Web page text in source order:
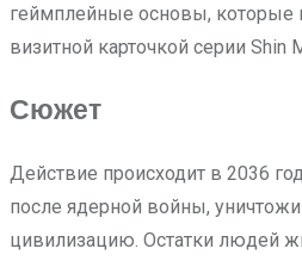
геймплейные основы, которые
визитной карточкой серии Shin
Сюжет
Действие происходит в 2036
после ядерной войны,
цивилизацию. Остатки людей